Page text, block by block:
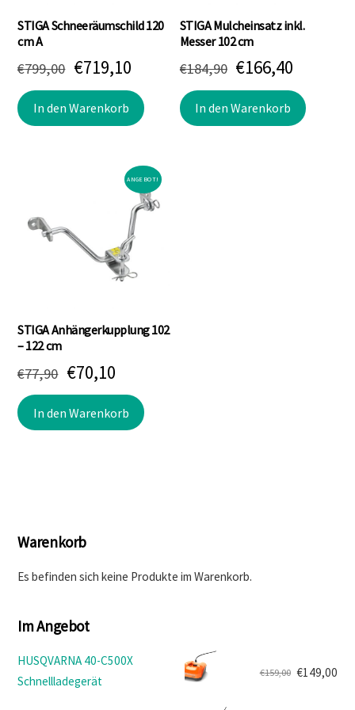
STIGA Schneeräumschild 120
cm A
€799,00 Ursprünglicher
Preis
war:
€719,10Aktueller
Preis
ist:
In den Warenkorb
STIGA Mulcheinsatz inkl.
Messer 102 cm
€184,90 Ursprünglicher
Preis
war:
€166,40
Preis
ist:
In den Warenkorb
ANGEBOT!
STIGA Anhängerkupplung 102
– 122 cm
€77,90 Ursprünglicher
Preis
war:
€70,10Aktueller
Preis
ist:
In den Warenkorb
Warenkorb
Es befinden sich keine Produkte im Warenkorb.
Im Angebot
HUSQVARNA 40-C500X
Schnellladegerät
€159,00
Ursprünglicher
€149,00
Aktueller